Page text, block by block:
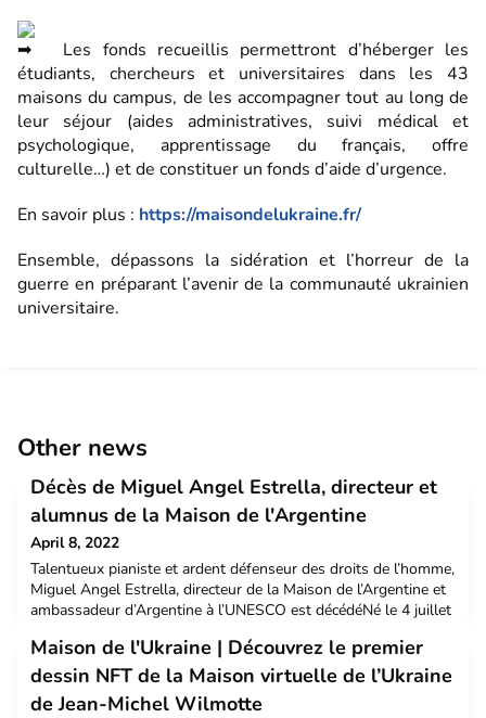
Les fonds recueillis permettront d’héberger les
étudiants, chercheurs et universitaires dans les 43
maisons du campus, de les accompagner tout au long de
leur séjour (aides administratives, suivi médical et
psychologique, apprentissage du français, offre
culturelle…) et de constituer un fonds d’aide d’urgence.
En savoir plus : https://maisondelukraine.fr/
Ensemble, dépassons la sidération et l’horreur de la
guerre en préparant l’avenir de la communauté ukrainien
universitaire.
Other news
Décès de Miguel Angel Estrella, directeur et
alumnus de la Maison de l'Argentine
April 8, 2022
Talentueux pianiste et ardent défenseur des droits de l’homme,
Miguel Angel Estrella, directeur de la Maison de l’Argentine et
ambassadeur d’Argentine à l’UNESCO est décédéNé le 4 juillet
paysans libanais émigrés en Bolivie et d’une mère institutrice
argentine d’ascendance amérindienne métissée, Miguel Angel
Estrella se découvre une pa
Maison de l'Ukraine | Découvrez le premier
dessin NFT de la Maison virtuelle de l’Ukraine
de Jean-Michel Wilmotte